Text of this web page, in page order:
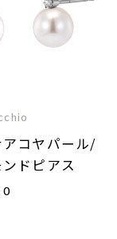
アコヤパール/
ドピアス